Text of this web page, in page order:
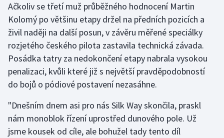
Házená
Jezdectví
Judo
Krasobruslení
Lezení
Lyže a snowboard
Ačkoliv se třetí muž průběžného hodnocení Martin
Kolomý po většinu etapy držel na předních pozicích a
živil naději na další posun, v závěru měřené speciálky
rozjetého českého pilota zastavila technická závada.
Posádka tatry za nedokončení etapy nabrala vysokou
penalizaci, kvůli které již s největší pravděpodobností
do bojů o pódiové postavení nezasáhne.
"Dnešním dnem asi pro nás Silk Way skončila, praskl
nám monoblok řízení uprostřed dunového pole. Už
jsme kousek od cíle, ale bohužel tady tento díl